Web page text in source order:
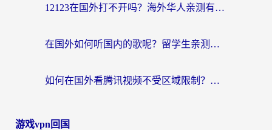
12123在国外打不开吗？海外华人亲测有效的回国加速方案
在国外如何听国内的歌呢？留学生亲测有效的回国加速方案
如何在国外看腾讯视频不受区域限制？留学生亲测有效的回国加速指南
游戏vpn回国